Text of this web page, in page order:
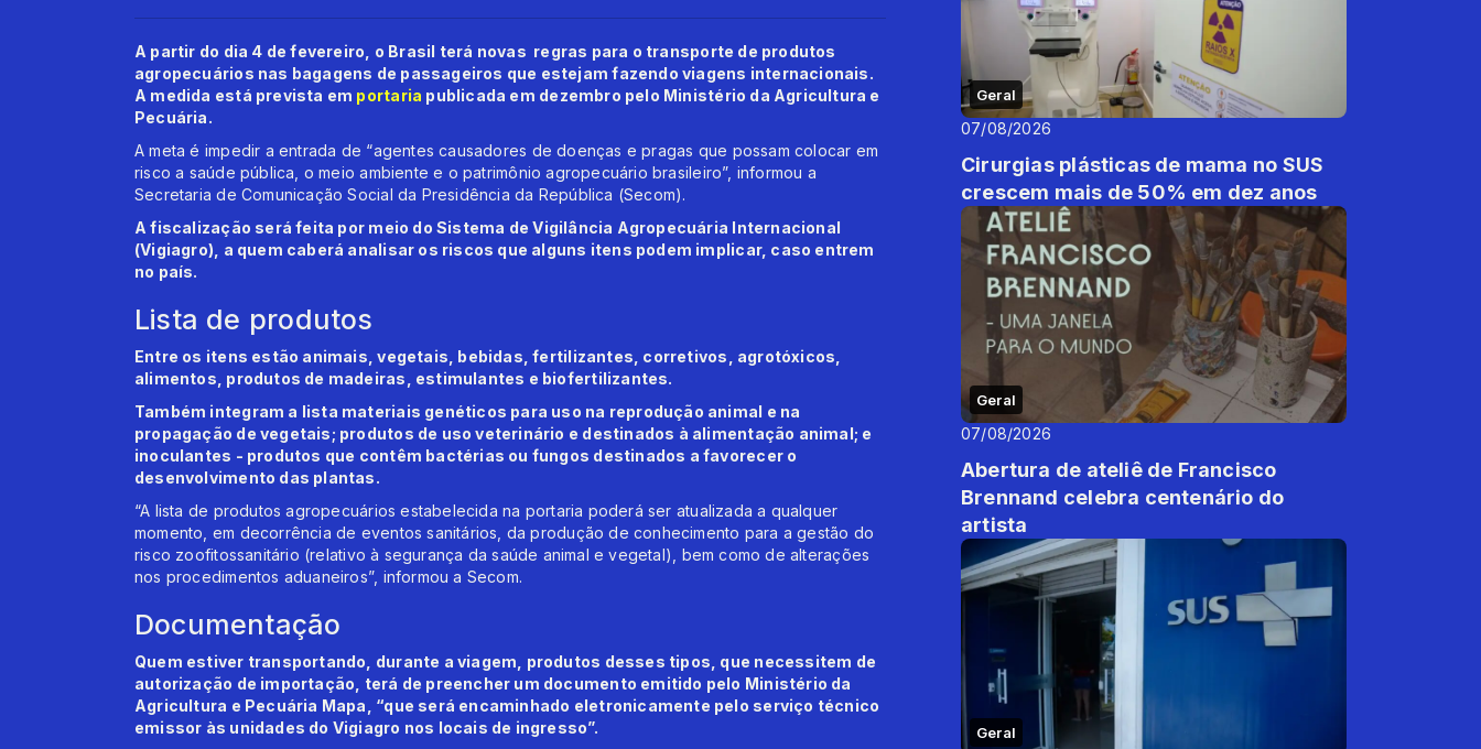
A partir do dia 4 de fevereiro, o Brasil terá novas regras para o transporte de produtos
agropecuários nas bagagens de passageiros que estejam fazendo viagens internacionais.
A medida está prevista em portaria publicada em dezembro pelo Ministério da Agricultura e
Pecuária.
A meta é impedir a entrada de “agentes causadores de doenças e pragas que possam colocar em
risco a saúde pública, o meio ambiente e o patrimônio agropecuário brasileiro”, informou a
Secretaria de Comunicação Social da Presidência da República (Secom).
A fiscalização será feita por meio do Sistema de Vigilância Agropecuária Internacional
(Vigiagro), a quem caberá analisar os riscos que alguns itens podem implicar, caso entrem
no país.
Lista de produtos
Entre os itens estão animais, vegetais, bebidas, fertilizantes, corretivos, agrotóxicos,
alimentos, produtos de madeiras, estimulantes e biofertilizantes.
Também integram a lista materiais genéticos para uso na reprodução animal e na
propagação de vegetais; produtos de uso veterinário e destinados à alimentação animal; e
inoculantes - produtos que contêm bactérias ou fungos destinados a favorecer o
desenvolvimento das plantas.
“A lista de produtos agropecuários estabelecida na portaria poderá ser atualizada a qualquer
momento, em decorrência de eventos sanitários, da produção de conhecimento para a gestão do
risco zoofitossanitário (relativo à segurança da saúde animal e vegetal), bem como de alterações
nos procedimentos aduaneiros”, informou a Secom.
Documentação
Quem estiver transportando, durante a viagem, produtos desses tipos, que necessitem de
autorização de importação, terá de preencher um documento emitido pelo Ministério da
Agricultura e Pecuária Mapa, “que será encaminhado eletronicamente pelo serviço técnico
emissor às unidades do Vigiagro nos locais de ingresso”.
Geral
07/08/2026
Cirurgias plásticas de mama no SUS
crescem mais de 50% em dez anos
Geral
07/08/2026
Abertura de ateliê de Francisco
Brennand celebra centenário do
artista
Geral